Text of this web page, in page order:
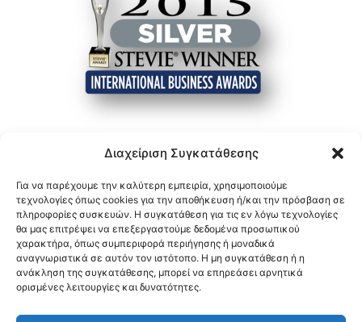
Διαχείριση Συγκατάθεσης
Για να παρέχουμε την καλύτερη εμπειρία, χρησιμοποιούμε
τεχνολογίες όπως cookies για την αποθήκευση ή/και την πρόσβαση σε
πληροφορίες συσκευών. Η συγκατάθεση για τις εν λόγω τεχνολογίες
θα μας επιτρέψει να επεξεργαστούμε δεδομένα προσωπικού
χαρακτήρα, όπως συμπεριφορά περιήγησης ή μοναδικά
αναγνωριστικά σε αυτόν τον ιστότοπο. Η μη συγκατάθεση ή η
ανάκληση της συγκατάθεσης, μπορεί να επηρεάσει αρνητικά
ορισμένες λειτουργίες και δυνατότητες.